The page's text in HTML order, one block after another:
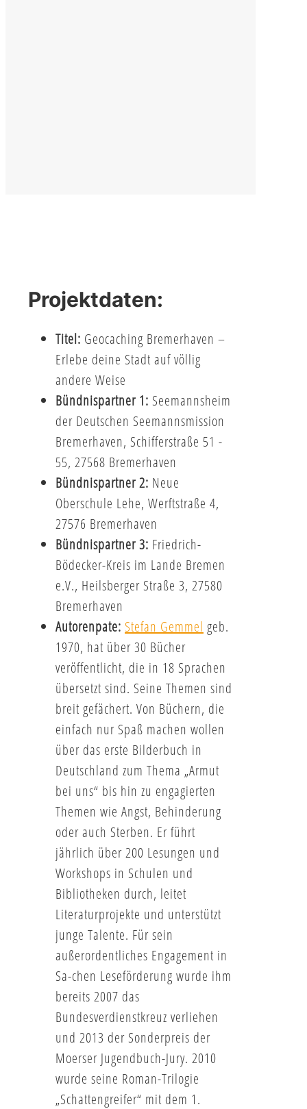
Projektdaten:
Titel: Geocaching Bremerhaven –
Erlebe deine Stadt auf völlig
andere Weise
Bündnispartner 1: Seemannsheim
der Deutschen Seemannsmission
Bremerhaven, Schifferstraße 51 -
55, 27568 Bremerhaven
Bündnispartner 2: Neue
Oberschule Lehe, Werftstraße 4,
27576 Bremerhaven
Bündnispartner 3: Friedrich-
Bödecker-Kreis im Lande Bremen
e.V., Heilsberger Straße 3, 27580
Bremerhaven
Autorenpate: Stefan Gemmel geb.
1970, hat über 30 Bücher
veröffentlicht, die in 18 Sprachen
übersetzt sind. Seine Themen sind
breit gefächert. Von Büchern, die
einfach nur Spaß machen wollen
über das erste Bilderbuch in
Deutschland zum Thema „Armut
bei uns“ bis hin zu engagierten
Themen wie Angst, Behinderung
oder auch Sterben. Er führt
jährlich über 200 Lesungen und
Workshops in Schulen und
Bibliotheken durch, leitet
Literaturprojekte und unterstützt
junge Talente. Für sein
außerordentliches Engagement in
Sa-chen Leseförderung wurde ihm
bereits 2007 das
Bundesverdienstkreuz verliehen
und 2013 der Sonderpreis der
Moerser Jugendbuch-Jury. 2010
wurde seine Roman-Trilogie
„Schattengreifer“ mit dem 1.